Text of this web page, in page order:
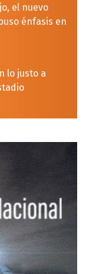
el nuevo
énfasis en
lo justo a